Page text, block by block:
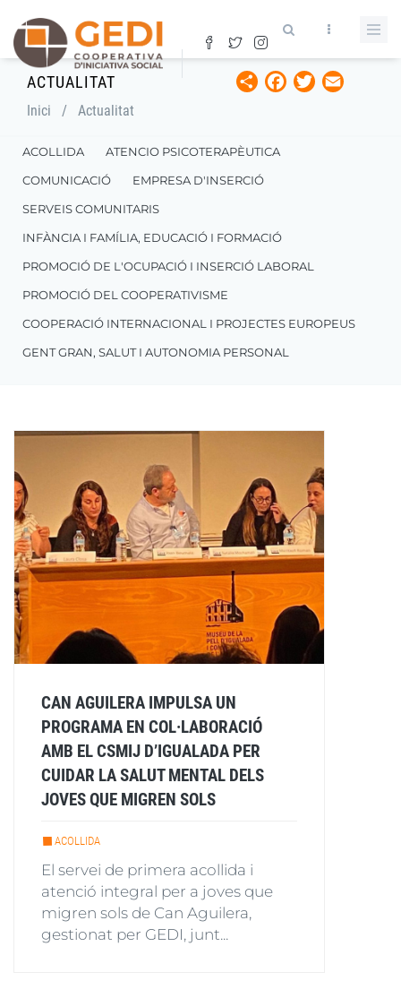
contingut
ACTUALITAT ShareFacebook
Twitter
Fil
Inici / Actualitat
ACOLLIDA
ATENCIO PSICOTERAPÈUTICA
COMUNICACIÓ
EMPRESA D'INSERCIÓ
SERVEIS COMUNITARIS
INFÀNCIA I FAMÍLIA, EDUCACIÓ I FORMACIÓ
PROMOCIÓ DE L'OCUPACIÓ I INSERCIÓ LABORAL
PROMOCIÓ DEL COOPERATIVISME
COOPERACIÓ INTERNACIONAL I PROJECTES EUROPEUS
GENT GRAN, SALUT I AUTONOMIA PERSONAL
CAN AGUILERA IMPULSA UN
PROGRAMA EN COL·LABORACIÓ
AMB EL CSMIJ D’IGUALADA PER
CUIDAR LA SALUT MENTAL DELS
JOVES QUE MIGREN SOLS
ACOLLIDA
El servei de primera acollida i
atenció integral per a joves que
migren sols de Can Aguilera,
gestionat per GEDI, junt...